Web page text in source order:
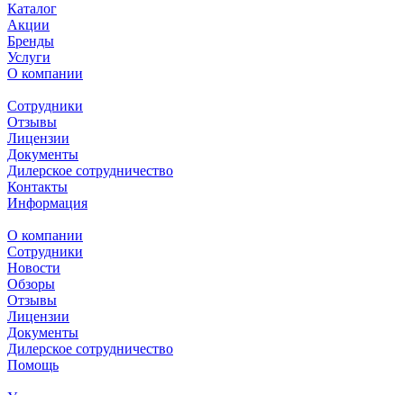
Каталог
Акции
Бренды
Услуги
О компании
Сотрудники
Отзывы
Лицензии
Документы
Дилерское сотрудничество
Контакты
Информация
О компании
Сотрудники
Новости
Обзоры
Отзывы
Лицензии
Документы
Дилерское сотрудничество
Помощь